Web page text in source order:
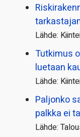
Lähde:
Tutkimus
luetaan
Lähde:
Paljonko
palkka ei
Lähde: